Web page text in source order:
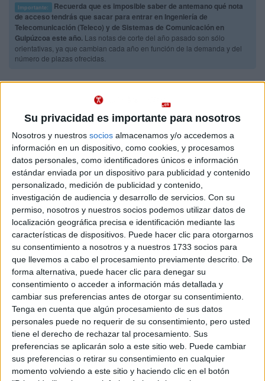
Su privacidad es importante para nosotros
Nosotros y nuestros socios almacenamos y/o accedemos a
información en un dispositivo, como cookies, y procesamos
datos personales, como identificadores únicos e información
estándar enviada por un dispositivo para publicidad y contenido
personalizado, medición de publicidad y contenido,
investigación de audiencia y desarrollo de servicios. Con su
permiso, nosotros y nuestros socios podemos utilizar datos de
localización geográfica precisa e identificación mediante las
características de dispositivos. Puede hacer clic para otorgarnos
su consentimiento a nosotros y a nuestros 1733 socios para
que llevemos a cabo el procesamiento previamente descrito. De
forma alternativa, puede hacer clic para denegar su
consentimiento o acceder a información más detallada y
cambiar sus preferencias antes de otorgar su consentimiento.
Tenga en cuenta que algún procesamiento de sus datos
personales puede no requerir de su consentimiento, pero usted
tiene el derecho de rechazar tal procesamiento. Sus
preferencias se aplicarán solo a este sitio web. Puede cambiar
sus preferencias o retirar su consentimiento en cualquier
momento volviendo a este sitio y haciendo clic en el botón
Importante:
Recuerda que es imposible saber de antemano qué nota
de acceso tendrás que sacar para entrar en Ingeniería de
Telecomunicación (Teleco) y de Sistemas de Comunicación en
Guipúzcoa este año. Las notas de corte del año pasado son sólo
orientativas, ya que cambian cada año en función de la demanda y del
número de plazas ofrecidas.
Titulaciones
Guipúzcoa
Nota de corte
No aplica
Bilingüe
(castellano/
Grado en Ingeniería en Sistemas de Telecomunicación
Universidad de Navarra
Universidad Privada
Web de la facultad:http://www.tecnun.es/
Duración:4,0 años
Precio del primer curso:15.700 €
Pídeles información ¡GRATIS!
Notas de corte Ingeniería de
Telecomunicación (Teleco) y
de Sistemas de Comunicación
por provincias
Oferta en toda España
Ingeniería de Telecomunicación (Teleco) y de Sistemas de
Comunicación Alicante